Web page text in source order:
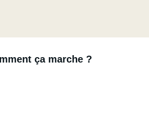
ça marche ?